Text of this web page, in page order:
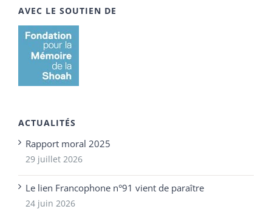
AVEC LE SOUTIEN DE
ACTUALITÉS
Rapport moral 2025
29 juillet 2026
Le lien Francophone n°91 vient de paraître
24 juin 2026